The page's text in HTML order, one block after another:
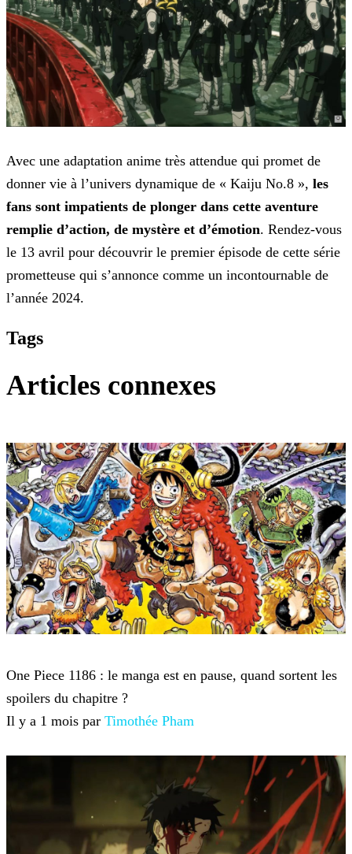
Avec une adaptation anime très attendue qui promet de
donner vie à l’univers dynamique de « Kaiju No.8 », les
fans sont impatients de plonger dans cette aventure
remplie d’action, de mystère et d’émotion. Rendez-vous
le 13 avril pour découvrir le premier épisode de cette série
prometteuse qui s’annonce comme un incontournable de
l’année 2024.
Tags
Articles connexes
One Piece 1186 : le manga est en pause, quand sortent les
spoilers du chapitre ?
Il y a 1 mois par Timothée Pham